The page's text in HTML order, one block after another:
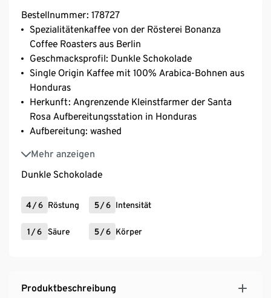
Bestellnummer: 178727
Spezialitätenkaffee von der Rösterei Bonanza
Coffee Roasters aus Berlin
Geschmacksprofil: Dunkle Schokolade
Single Origin Kaffee mit 100% Arabica-Bohnen aus
Honduras
Herkunft: Angrenzende Kleinstfarmer der Santa
Rosa Aufbereitungsstation in Honduras
Aufbereitung: washed
Mehr anzeigen
Varietät: Caturra, Bourbon, Catuai (Honduras)
Dunkle Schokolade
4/6 Röstung 5 /6 Intensität
1 /6 Säure 5 /6 Körper
Produktbeschreibung